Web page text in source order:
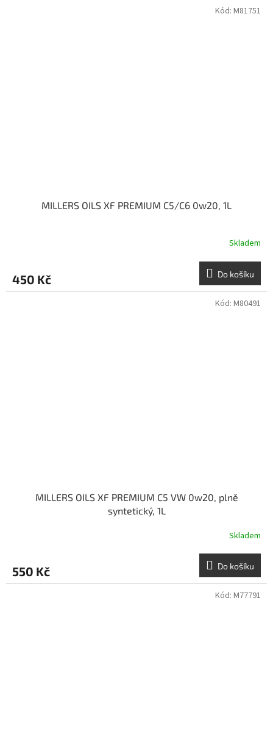
MILLERS OILS XF PREMIUM C5/C6 0w20, 1L
Skladem
450 Kč Do košíku
Kód: M81751
MILLERS OILS XF PREMIUM C5 VW 0w20, plně
syntetický, 1L
Skladem
550 Kč Do košíku
Kód: M80491
Kód: M77791